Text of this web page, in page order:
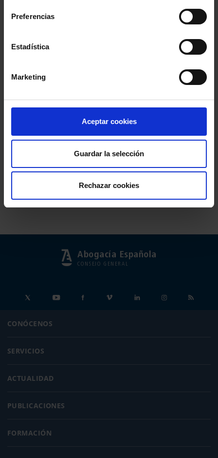
Preferencias
Estadística
Marketing
Aceptar cookies
Guardar la selección
Rechazar cookies
Abogacía Española
CONSEJO GENERAL
CONÓCENOS
SERVICIOS
ACTUALIDAD
PUBLICACIONES
FORMACIÓN